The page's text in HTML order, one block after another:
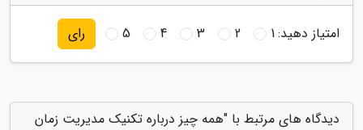
امتیاز دهید:1
2
3
4
5 رای
دیدگاه های مرتبط با "همه چیز درباره تکنیک مدیریت زمان